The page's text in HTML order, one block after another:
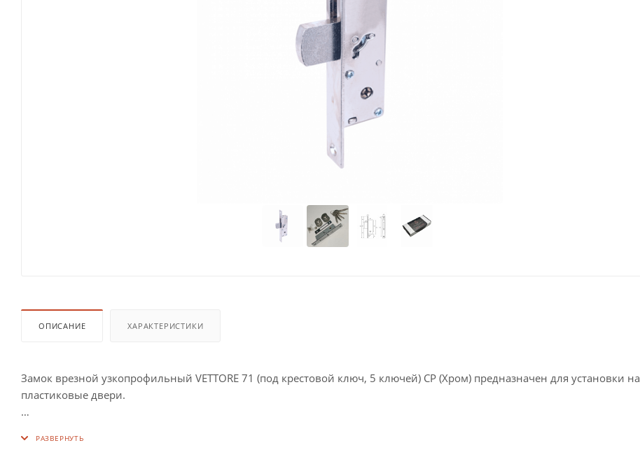
ОПИСАНИЕ ХАРАКТЕРИСТИКИ
Замок врезной узкопрофильный VЕTTORE 71 (под крестовой ключ, 5 ключей) CP (Хром) предназначен для установки на
пластиковые двери.